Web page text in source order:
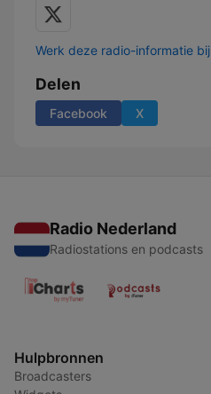
Werk deze radio-informatie bij
Delen
Facebook X
Radio Nederland
Radiostations en podcasts
Hulpbronnen
Broadcasters